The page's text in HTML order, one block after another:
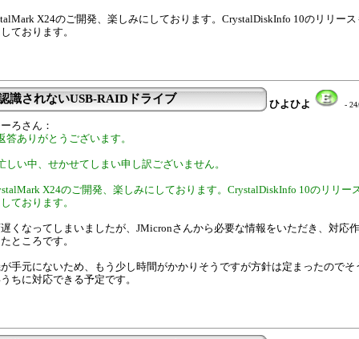
X24のご開発、楽しみにしております。CrystalDiskInfo 10のリリース
ております。
識されないUSB-RAIDドライブ ひよひよ -
ろさん：
答ありがとうございます。
しい中、せかせてしまい申し訳ございません。
X24のご開発、楽しみにしております。CrystalDiskInfo 10のリリー
ております。
くなってしまいましたが、JMicronさんから必要な情報をいただき、対応
ところです。
手元にないため、もう少し時間がかかりそうですが方針は定まったのでそ
ちに対応できる予定です。